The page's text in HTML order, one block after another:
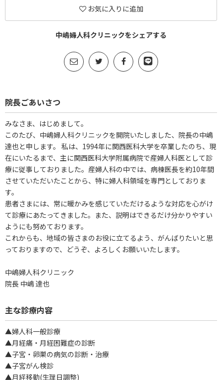
お気に入りに追加
中嶋婦人科クリニックをシェアする
院長ごあいさつ
みなさま、はじめまして。
このたび、中嶋婦人科クリニックを開院いたしました、院長の中嶋
達也と申します。 私は、1994年に関西医科大学を卒業したのち、現
在にいたるまで、主に関西医科大学附属病院で産婦人科医として診
療に従事しておりました。産婦人科の中では、病棟医長を約10年間
させていただいたことから、特に婦人科領域を専門としておりま
す。
患者さまには、常に暖かみを感じていただけるような対応を心がけ
て診療にあたってきました。また、説明はできるだけ分かりやすい
ようにも努めております。
これからも、地域の皆さまのお役に立てるよう、がんばりたいと思
っておりますので、どうぞ、よろしくお願いいたします。
中嶋婦人科クリニック
院長 中嶋 達也
主な診療内容
▲婦人科一般診療
▲月経痛・月経困難症の診断
▲子宮・卵巣の病気の診断・治療
▲子宮がん検診
▲月経移動(生理日調整)